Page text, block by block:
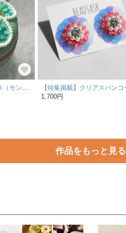
1,700円
作品をもっと見る